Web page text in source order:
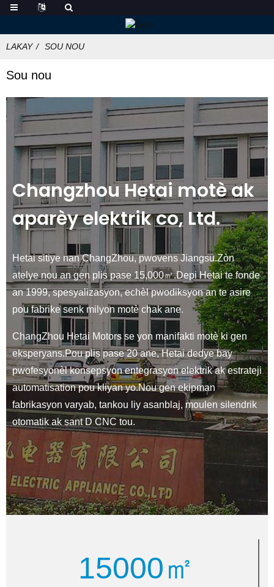
LAKAY SOU NOU
Sou nou
Changzhou Hetai motè ak
aparèy elektrik co, Ltd.
Hetai sitiye nan ChangZhou, pwovens Jiangsu.Zòn
atelye nou an gen plis pase 15,000㎡.Depi Hetai te fonde
an 1999, spesyalizasyon, echèl pwodiksyon an te asire
pou fabrike senk milyon motè chak ane.
ChangZhou Hetai Motors se yon manifakti motè ki gen
eksperyans.Pou plis pase 20 ane, Hetai dedye bay
pwofesyonèl konsepsyon entegrasyon elektrik ak estrateji
automatisation pou kliyan yo.Nou gen ekipman
fabrikasyon varyab, tankou liy asanblaj, moulen silendrik
otomatik ak sant D CNC tou.
15000㎡